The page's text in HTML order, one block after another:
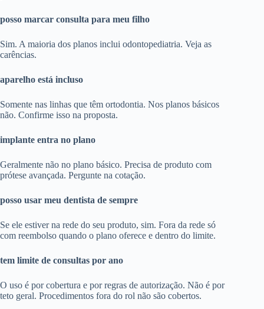
posso marcar consulta para meu filho
Sim. A maioria dos planos inclui odontopediatria. Veja as
carências.
aparelho está incluso
Somente nas linhas que têm ortodontia. Nos planos básicos
não. Confirme isso na proposta.
implante entra no plano
Geralmente não no plano básico. Precisa de produto com
prótese avançada. Pergunte na cotação.
posso usar meu dentista de sempre
Se ele estiver na rede do seu produto, sim. Fora da rede só
com reembolso quando o plano oferece e dentro do limite.
tem limite de consultas por ano
O uso é por cobertura e por regras de autorização. Não é por
teto geral. Procedimentos fora do rol não são cobertos.